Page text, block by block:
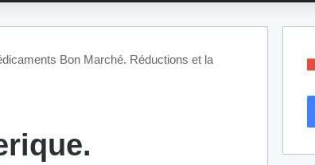
Bon Marché. Réductions et la